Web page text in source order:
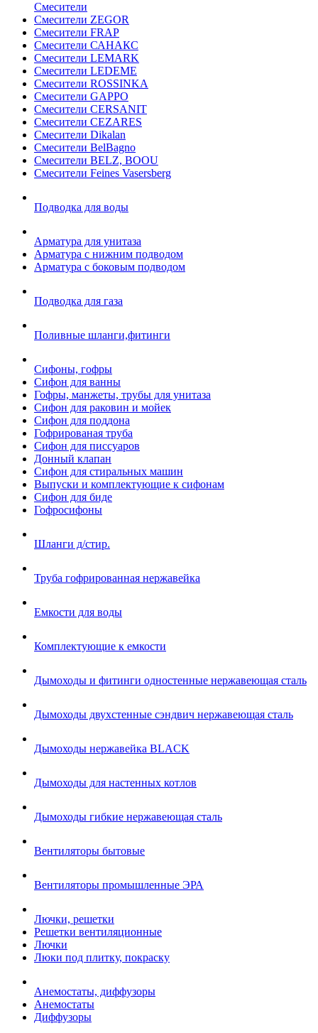
Смесители
Смесители ZEGOR
Смесители FRAP
Смесители САНАКС
Смесители LEMARK
Смесители LEDEME
Смесители ROSSINKA
Смесители GAPPO
Смесители CERSANIT
Смесители CEZARES
Смесители Dikalan
Смесители BelBagno
Смесители BELZ, BOOU
Смесители Feines Vasersberg
Подводка для воды
Арматура для унитаза
Арматура с нижним подводом
Арматура с боковым подводом
Подводка для газа
Поливные шланги,фитинги
Сифоны, гофры
Сифон для ванны
Гофры, манжеты, трубы для унитаза
Сифон для раковин и мойек
Сифон для поддона
Гофрированая труба
Сифон для писсуаров
Донный клапан
Сифон для стиральных машин
Выпуски и комплектующие к сифонам
Сифон для биде
Гофросифоны
Шланги д/стир.
Труба гофрированная нержавейка
Емкости для воды
Комплектующие к емкости
Дымоходы и фитинги одностенные нержавеющая сталь
Дымоходы двухстенные сэндвич нержавеющая сталь
Дымоходы нержавейка BLACK
Дымоходы для настенных котлов
Дымоходы гибкие нержавеющая сталь
Вентиляторы бытовые
Вентиляторы промышленные ЭРА
Лючки, решетки
Решетки вентиляционные
Лючки
Люки под плитку, покраску
Анемостаты, диффузоры
Анемостаты
Диффузоры